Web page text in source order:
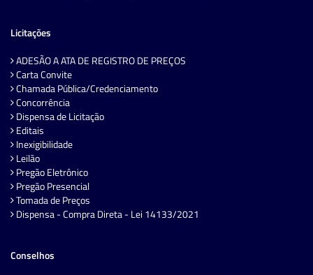
Licitações
ADESÃO A ATA DE REGISTRO DE PREÇOS
Carta Convite
Chamada Pública/Credenciamento
Concorrência
Dispensa de Licitação
Editais
Inexigibilidade
Leilão
Pregão Eletrônico
Pregão Presencial
Tomada de Preços
Dispensa - Compra Direta - Lei 14133/2021
Conselhos